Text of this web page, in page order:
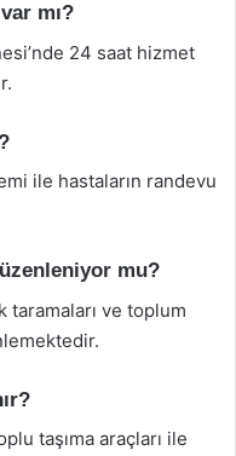
mı?
24 saat hizmet
ile hastaların randevu
mu?
taramaları ve toplum
taşıma araçları ile